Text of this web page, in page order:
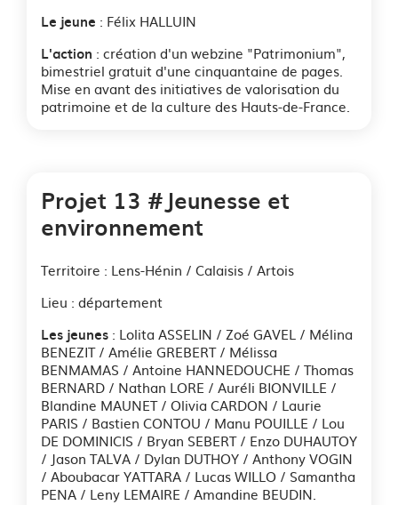
Le jeune : Félix HALLUIN
L'action : création d'un webzine "Patrimonium",
bimestriel gratuit d'une cinquantaine de pages.
Mise en avant des initiatives de valorisation du
patrimoine et de la culture des Hauts-de-France.
Projet 13 #Jeunesse et
environnement
Territoire : Lens-Hénin / Calaisis / Artois
Lieu : département
Les jeunes : Lolita ASSELIN / Zoé GAVEL / Mélina
BENEZIT / Amélie GREBERT / Mélissa
BENMAMAS / Antoine HANNEDOUCHE / Thomas
BERNARD / Nathan LORE / Auréli BIONVILLE /
Blandine MAUNET / Olivia CARDON / Laurie
PARIS / Bastien CONTOU / Manu POUILLE / Lou
DE DOMINICIS / Bryan SEBERT / Enzo DUHAUTOY
/ Jason TALVA / Dylan DUTHOY / Anthony VOGIN
/ Aboubacar YATTARA / Lucas WILLO / Samantha
PENA / Leny LEMAIRE / Amandine BEUDIN.